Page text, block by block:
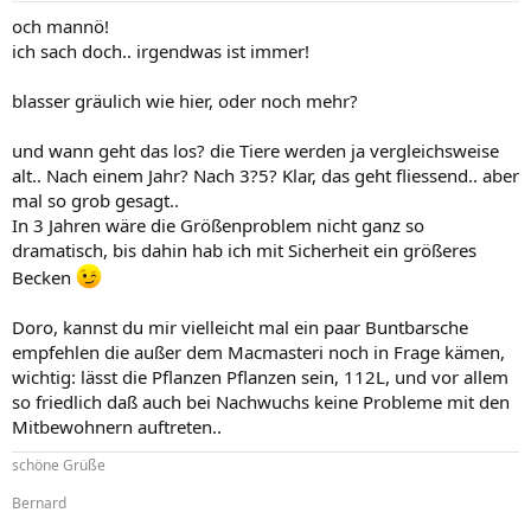
och mannö!
ich sach doch.. irgendwas ist immer!
blasser gräulich wie hier, oder noch mehr?
und wann geht das los? die Tiere werden ja vergleichsweise
alt.. Nach einem Jahr? Nach 3?5? Klar, das geht fliessend.. aber
mal so grob gesagt..
In 3 Jahren wäre die Größenproblem nicht ganz so
dramatisch, bis dahin hab ich mit Sicherheit ein größeres
Becken
Doro, kannst du mir vielleicht mal ein paar Buntbarsche
empfehlen die außer dem Macmasteri noch in Frage kämen,
wichtig: lässt die Pflanzen Pflanzen sein, 112L, und vor allem
so friedlich daß auch bei Nachwuchs keine Probleme mit den
Mitbewohnern auftreten..
schöne Grüße
Bernard